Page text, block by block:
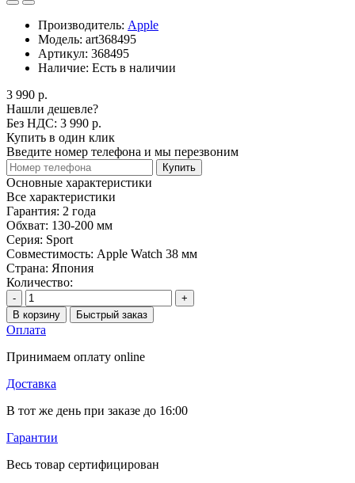
Производитель: Apple
Модель: art368495
Артикул: 368495
Наличие: Есть в наличии
3 990 р.
Нашли дешевле?
Без НДС: 3 990 р.
Купить в один клик
Введите номер телефона и мы перезвоним
Купить
Основные характеристики
Все характеристики
Гарантия: 2 года
Обхват: 130-200 мм
Серия: Sport
Совместимость: Apple Watch 38 мм
Страна: Япония
Количество:
-
+
В корзину
Быстрый заказ
Оплата
Принимаем оплату online
Доставка
В тот же день при заказе до 16:00
Гарантии
Весь товар сертифицирован